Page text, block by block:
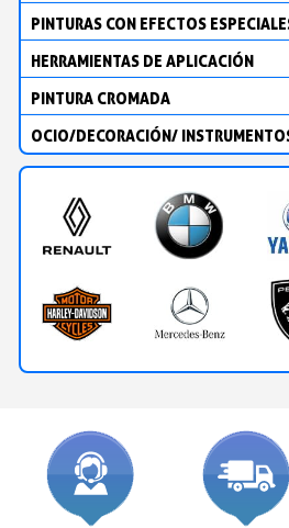
PINTURAS CON EFECTOS
HERRAMIENTAS DE APLICACIÓN
PINTURA CROMADA
OCIO/DECORACIÓN/